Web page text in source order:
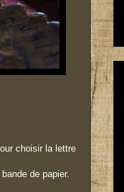
choisir la lettre
de papier.